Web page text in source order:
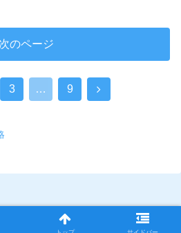
次のページ
3 … 9
次
ンサーリンク